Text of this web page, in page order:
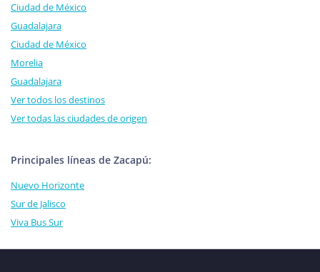
Ciudad de México
Guadalajara
Ciudad de México
Morelia
Guadalajara
Ver todos los destinos
Ver todas las ciudades de origen
Principales líneas de Zacapú:
Nuevo Horizonte
Sur de Jalisco
Viva Bus Sur